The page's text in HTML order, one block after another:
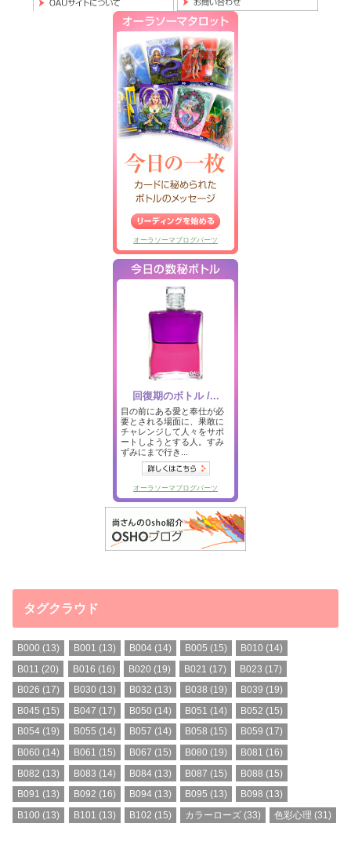
タグクラウド
B000 (13) B001 (13) B004(14) B005 (15) B010 (14)
B011 (20) B016 (16) B020 (19) B021 (17) B023 (17)
B026 (17) B030 (13) B032 (13) B038 (19) B039 (19)
B045 (15) B047 (17) B050 (14) B051 (14) B052 (15)
B054 (19) B055 (14) B057 (14) B058 (15) B059 (17)
B060 (14) B061 (15) B067 (15) B080 (19) B081 (16)
B082 (13) B083 (14) B084(13) B087 (15) B088 (15)
B091 (13) B092 (16) B094(13) B095 (13) B098 (13)
B100 (13) B101 (13) B102 (15) カラーローズ (33) 色彩心理 (31)